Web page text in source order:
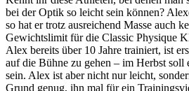
bei der Optik so leicht sein können?
so hat er trotz ausreichend Masse auch
Gewichtslimit für die Classic Physique
Alex bereits über 10 Jahre trainiert, ist
auf die Bühne zu gehen – im Herbst
sein. Alex ist aber nicht nur leicht,
Grund genug, ihn mal für ein